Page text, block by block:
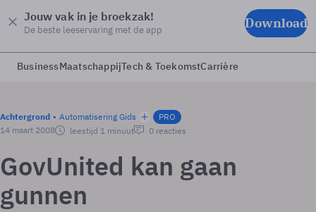
Jouw vak in je broekzak!
De beste leeservaring met de app Download
BusinessMaatschappijTech & ToekomstCarrière
Achtergrond Automatisering Gids
PRO
14 maart 2008
leestijd 1 minuut 0 reacties
GovUnited kan gaan
gunnen